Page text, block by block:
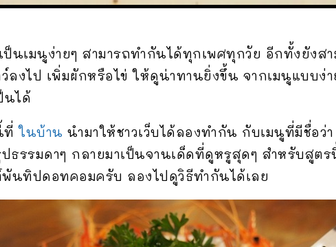
ป็นเมนูง่ายๆ สามารถทำกันได้ทุกเพศทุกวัย อีกทั้งยัง
ลงไป เพิ่มผักหรือไข่ ให้ดูน่าทานยิ่งขึ้น จากเมนูแบบง่
ได้
ที่ ในบ้าน นำมาให้ชาวเว็บได้ลองทำกัน กับเมนูที่มีชื่อว่
ปธรรมดาๆ กลายมาเป็นจานเด็ดที่ดูหรูสุดๆ สำหรับสูต
พันทิปดอทคอมครับ ลองไปดูวิธีทำกันได้เลย